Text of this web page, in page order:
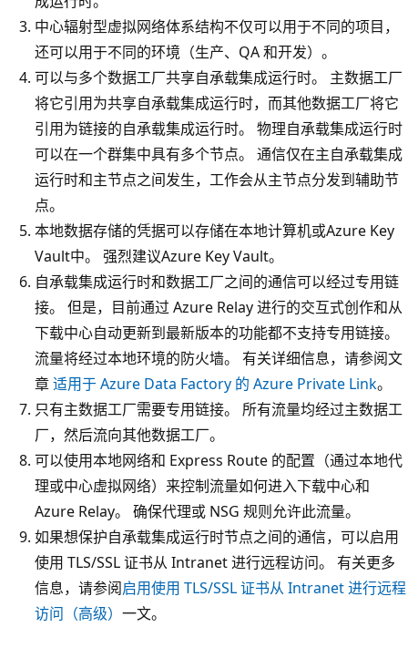
中心辐射型虚拟网络体系结构不仅可以用于不同的项目，
还可以用于不同的环境（生产、QA 和开发）。
可以与多个数据工厂共享自承载集成运行时。 主数据工厂
将它引用为共享自承载集成运行时，而其他数据工厂将它
引用为链接的自承载集成运行时。 物理自承载集成运行时
可以在一个群集中具有多个节点。 通信仅在主自承载集成
运行时和主节点之间发生，工作会从主节点分发到辅助节
点。
本地数据存储的凭据可以存储在本地计算机或Azure Key
Vault中。 强烈建议Azure Key Vault。
自承载集成运行时和数据工厂之间的通信可以经过专用链
接。 但是，目前通过 Azure Relay 进行的交互式创作和从
下载中心自动更新到最新版本的功能都不支持专用链接。
流量将经过本地环境的防火墙。 有关详细信息，请参阅文
章适用于 Azure Data Factory 的 Azure Private Link。
只有主数据工厂需要专用链接。 所有流量均经过主数据工
厂，然后流向其他数据工厂。
可以使用本地网络和 Express Route 的配置（通过本地代
理或中心虚拟网络）来控制流量如何进入下载中心和
Azure Relay。 确保代理或 NSG 规则允许此流量。
如果想保护自承载集成运行时节点之间的通信，可以启用
使用 TLS/SSL 证书从 Intranet 进行远程访问。 有关更多
信息，请参阅启用使用 TLS/SSL 证书从 Intranet 进行远程
访问（高级） 一文。